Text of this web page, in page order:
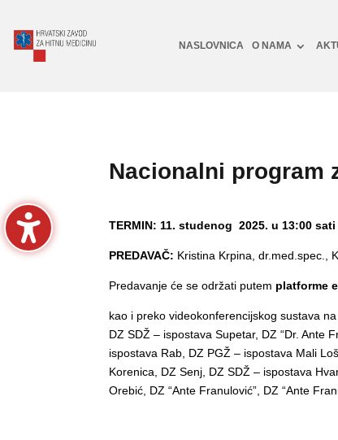
NASLOVNICA O NAMA
Nacionalni program
TERMIN: 11. studenog 2025. u 13:00 sati
PREDAVAČ: Kristina Krpina, dr.med.spec.,
Predavanje će se održati putem platforme
kao i preko videokonferencijskog sustava
DZ SDŽ – ispostava Supetar, DZ “Dr. Ante
ispostava Rab, DZ PGŽ – ispostava Mali
Korenica, DZ Senj, DZ SDŽ – ispostava
Orebić, DZ “Ante Franulović”, DZ “Ante